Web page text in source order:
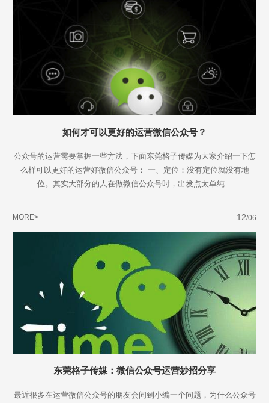
如何才可以更好的运营微信公众号？
公众号的运营需要掌握一些方法，下面东莞格子传媒为大家介绍一下怎
么样可以更好的运营好微信公众号： 一、定位：没有定位就没有地
位。其实大部分的人在做微信公众号时，出发点太单纯...
MORE> 12/06
东莞格子传媒：微信公众号运营妙招分享
最近很多在运营微信公众号的朋友会问到小编一个问题，为什么公众号